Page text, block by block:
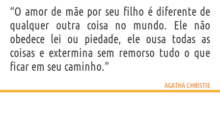
“O amor de mãe por seu filho é diferente de
qualquer outra coisa no mundo. Ele não
obedece lei ou piedade, ele ousa todas as
coisas e extermina sem remorso tudo o que
ficar em seu caminho.”
AGATHA CHRISTIE